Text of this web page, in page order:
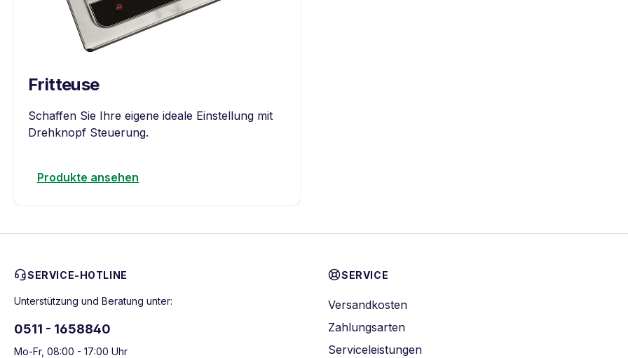
Fritteuse
Schaffen Sie Ihre eigene ideale Einstellung mit
Drehknopf Steuerung.
Produkte ansehen
SERVICE-HOTLINE
Unterstützung und Beratung unter:
0511 - 1658840
Mo-Fr, 08:00 - 17:00 Uhr
SERVICE
Versandkosten
Zahlungsarten
Serviceleistungen